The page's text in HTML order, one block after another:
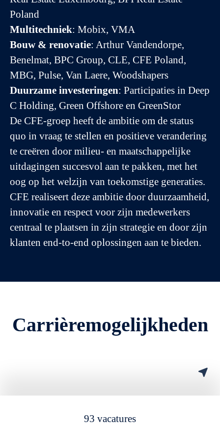
Poland
Multitechniek: Mobix, VMA
Bouw & renovatie: Arthur Vandendorpe,
Benelmat, BPC Group, CLE, CFE Poland,
MBG, Pulse, Van Laere, Woodshapers
Duurzame investeringen: Participaties in Deep
C Holding, Green Offshore en GreenStor
De CFE-groep heeft de ambitie om de status
quo in vraag te stellen en positieve verandering
te creëren door milieu- en maatschappelijke
uitdagingen succesvol aan te pakken, met het
oog op het welzijn van toekomstige generaties.
CFE realiseert deze ambitie door duurzaamheid,
innovatie en respect voor zijn medewerkers
centraal te plaatsen in zijn strategie en door zijn
klanten end-to-end oplossingen aan te bieden.
Carrièremogelijkheden
93 vacatures